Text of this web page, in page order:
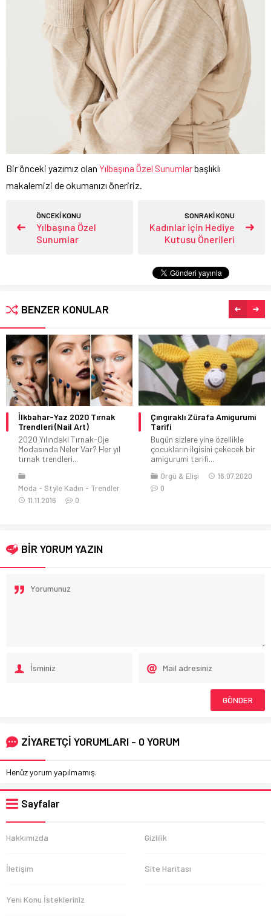
Bir önceki yazımız olan Yılbaşına Özel Sunumlarbaşlıklı
makalemizi de okumanızı öneririz.
ÖNCEKİ KONU
Yılbaşına Özel
Sunumlar
SONRAKİ KONU
Kadınlar için Hediye
Kutusu Önerileri
BENZER KONULAR
İlkbahar-Yaz 2020 Tırnak
Trendleri (Nail Art)
2020 Yılındaki Tırnak-Oje
Modasında Neler Var? Her yıl
tırnak trendleri...
Moda Style Kadın
Trendler
11.11.2016
0
Çıngıraklı Zürafa Amigurumi
Tarifi
Bugün sizlere yine özellikle
çocukların ilgisini çekecek bir
amigurumi tarifi...
Örgü & Elişi
16.07.2020
0
BİR YORUM YAZIN
ZİYARETÇİ YORUMLARI - 0 YORUM
Henüz yorum yapılmamış.
Sayfalar
Hakkımızda Gizlilik
İletişim Site Haritası
Yeni Konu İstekleriniz